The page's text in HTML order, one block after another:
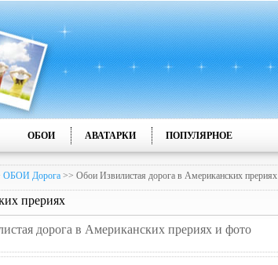
ОБОИ АВАТАРКИ ПОПУЛЯРНОЕ
ОБОИ Дорога >> Обои Извилистая дорога в Американских прериях
прериях
дорога в Американских прериях и фото